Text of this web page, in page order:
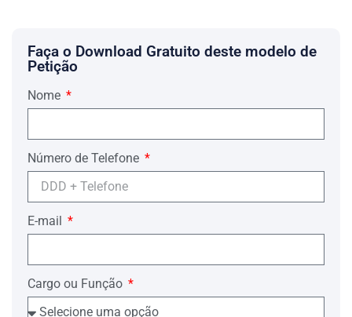
Social, por entender que não foi
comprovada a qualidade de segurado.
Assim, busca a tutela jurisdicional para
ver garantido o seu direito de
doença.
2. FUNDAMENTAÇÃO DE
MÉRITO
A pretensão que fundamenta a presente
ação judicial vem amparada no art. 59
da Lei n.º 8.213/91, que dispõe:
auxílio-doença
ao segurado que, havendo cumprido,
quando for o caso, o período de carência
exigida nesta Lei, ficar incapacitado para
Faça o Download Gratuito deste modelo de
Petição
Nome
Número de Telefone
E-mail
Cargo ou Função